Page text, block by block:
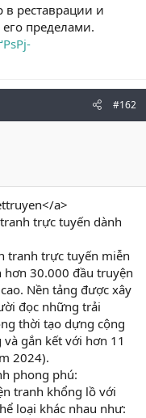
реставрации и
пределами.
#162
a>
trực tuyến dành
tranh trực tuyến miễn
30.000 đầu truyện
Nền tảng được xây
đọc những trải
thời tạo dựng cộng
gắn kết với hơn 11
2024).
phong phú:
tranh khổng lồ với
loại khác nhau như: